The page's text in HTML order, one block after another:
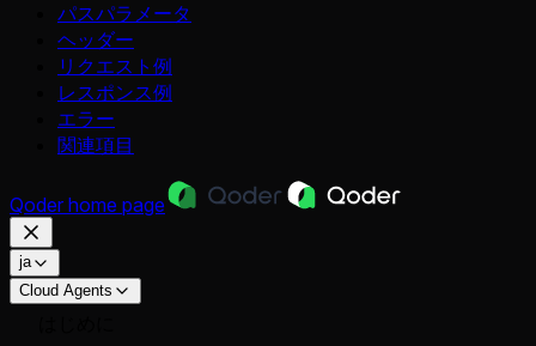
パスパラメータ
ヘッダー
リクエスト例
レスポンス例
エラー
関連項目
Qoder home page
ja
Cloud Agents